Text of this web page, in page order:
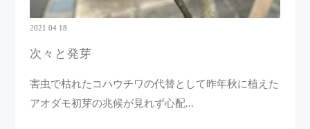
2021 04 18
次々と発芽
害虫で枯れたコハウチワの代替として昨年秋に植えた
アオダモ初芽の兆候が見れず心配...